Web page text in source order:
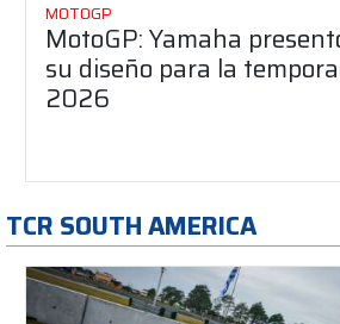
MOTOGP
MotoGP: Yamaha
su diseño para la
2026
TCR SOUTH AMERICA